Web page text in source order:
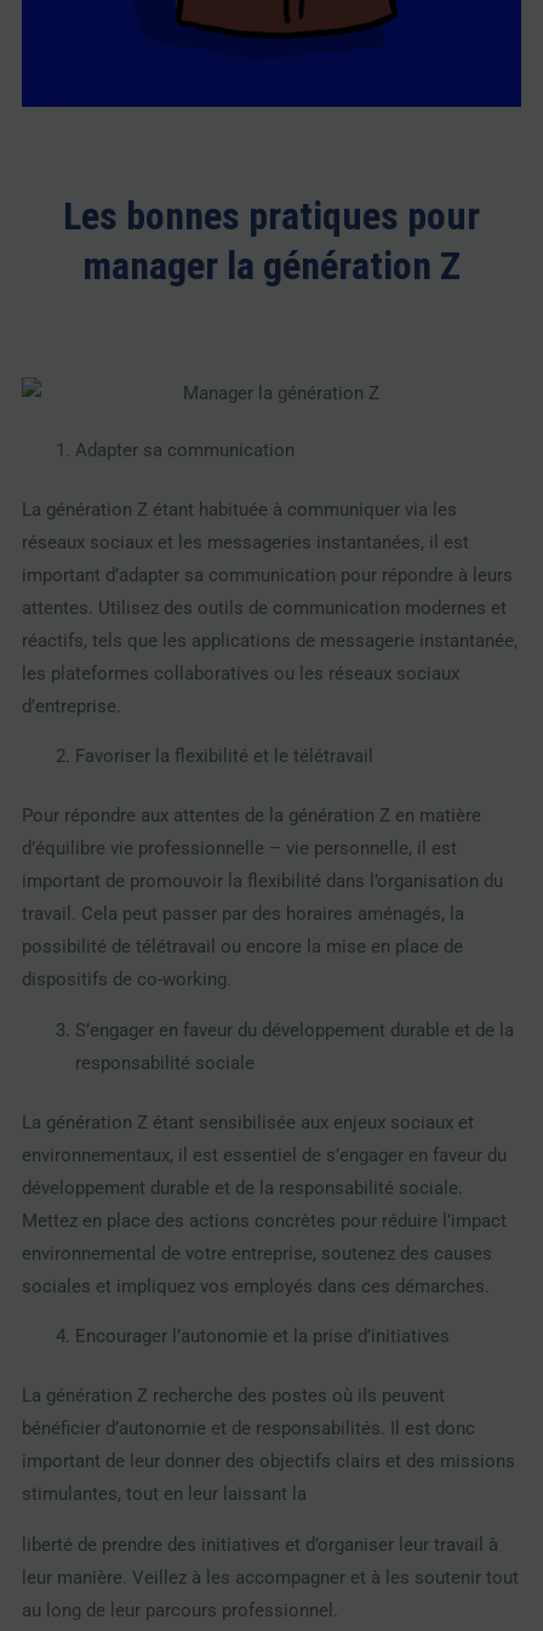
Les bonnes pratiques pour
manager la génération Z
Adapter sa communication
La génération Z étant habituée à communiquer via les
réseaux sociaux et les messageries instantanées, il est
important d’adapter sa communication pour répondre à leurs
attentes. Utilisez des outils de communication modernes et
réactifs, tels que les applications de messagerie instantanée,
les plateformes collaboratives ou les réseaux sociaux
d’entreprise.
Favoriser la flexibilité et le télétravail
Pour répondre aux attentes de la génération Z en matière
d’équilibre vie professionnelle – vie personnelle, il est
important de promouvoir la flexibilité dans l’organisation du
travail. Cela peut passer par des horaires aménagés, la
possibilité de télétravail ou encore la mise en place de
dispositifs de co-working.
S’engager en faveur du développement durable et de la
responsabilité sociale
La génération Z étant sensibilisée aux enjeux sociaux et
environnementaux, il est essentiel de s’engager en faveur du
développement durable et de la responsabilité sociale.
Mettez en place des actions concrètes pour réduire l’impact
environnemental de votre entreprise, soutenez des causes
sociales et impliquez vos employés dans ces démarches.
Encourager l’autonomie et la prise d’initiatives
La génération Z recherche des postes où ils peuvent
bénéficier d’autonomie et de responsabilités. Il est donc
important de leur donner des objectifs clairs et des missions
stimulantes, tout en leur laissant la
liberté de prendre des initiatives et d’organiser leur travail à
leur manière. Veillez à les accompagner et à les soutenir tout
au long de leur parcours professionnel.